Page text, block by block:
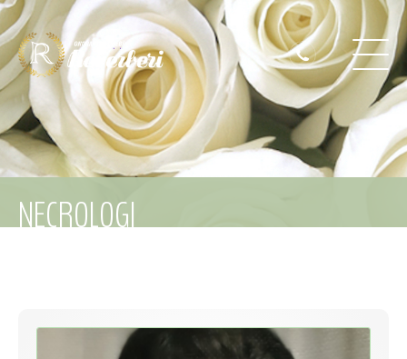
NECROLOGI